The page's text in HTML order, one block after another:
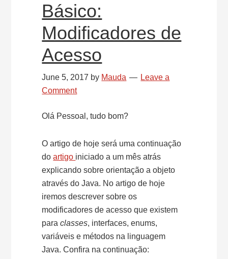
Básico:
Modificadores de
Acesso
June 5, 2017 by Mauda
Leave a
Comment
Olá Pessoal, tudo bom?
O artigo de hoje será uma continuação
doartigo iniciado a um mês atrás
explicando sobre orientação a objeto
através do Java. No artigo de hoje
iremos descrever sobre os
modificadores de acesso que existem
paraclasses, interfaces, enums,
variáveis e métodos na linguagem
Java. Confira na continuação: